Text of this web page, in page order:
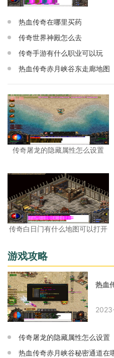
热血传奇在哪里买药
传奇世界神殿怎么去
传奇手游有什么职业可以玩
热血传奇赤月峡谷东走廊地图
传奇屠龙的隐藏属性怎么设置
传奇白日门有什么地图可以打开
游戏攻略
热血
传奇屠龙的隐藏属性怎么设置
热血传奇赤月峡谷秘密通道在